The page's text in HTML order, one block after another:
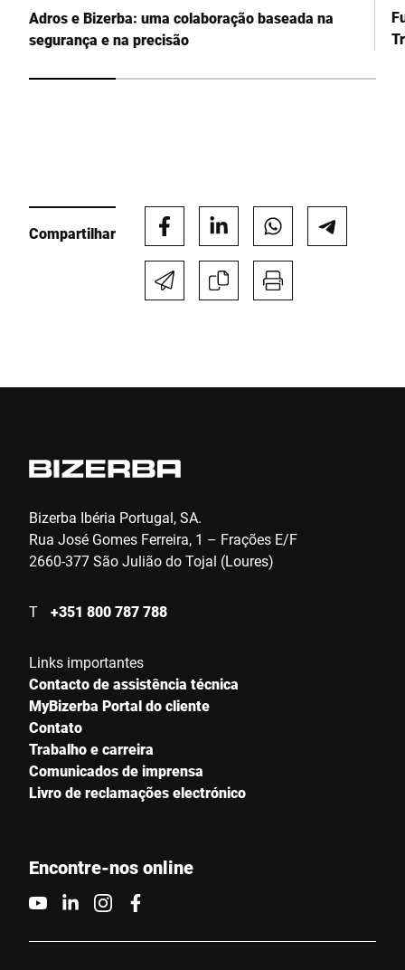
Anti-Robot Verification
Click to start verification
Adros e Bizerba: uma colaboração baseada na
segurança e na precisão
Compartilhar
Bizerba Ibéria Portugal, SA.
Rua José Gomes Ferreira, 1 – Frações E/F
2660-377 São Julião do Tojal (Loures)
T +351 800 787 788
Links importantes
Contacto de assistência técnica
MyBizerba Portal do cliente
Contato
Trabalho e carreira
Comunicados de imprensa
Livro de reclamações electrónico
Encontre-nos online